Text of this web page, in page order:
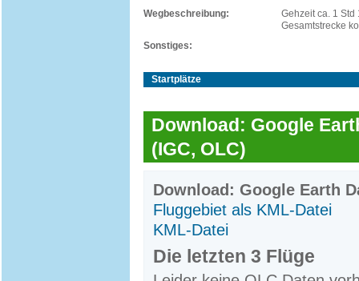
Wegbeschreibung:
Gehzeit ca. 1
Gesamtstrecke
Sonstiges:
Startplätze
Download: Google
(IGC, OLC)
Download: Google Earth
Fluggebiet als KML-Datei
KML-Datei
Die letzten 3 Flüge